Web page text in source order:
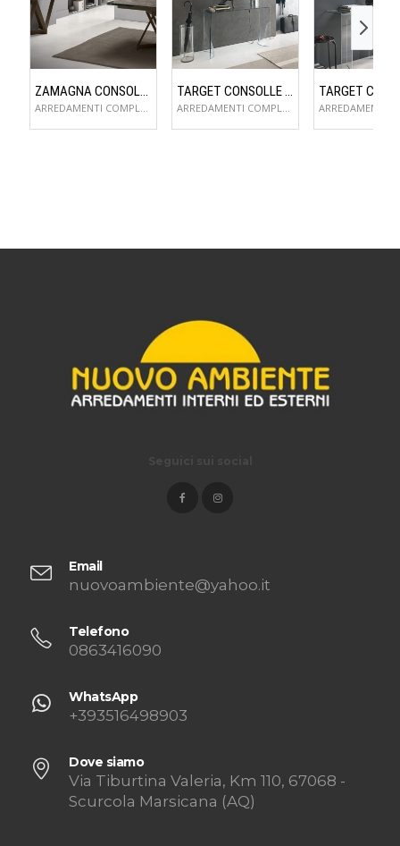
ZAMAGNA CONSOLLE FLAME
ARREDAMENTI COMPLEMENTI D'ARREDO
TARGET CONSOLLE LYNX
ARREDAMENTI COMPLEMENTI D'ARREDO
Email
nuovoambiente@yahoo.it
Telefono
0863416090
WhatsApp
+393516498903
Dove siamo
Via Tiburtina Valeria, Km 110, 67068 -
Scurcola Marsicana (AQ)